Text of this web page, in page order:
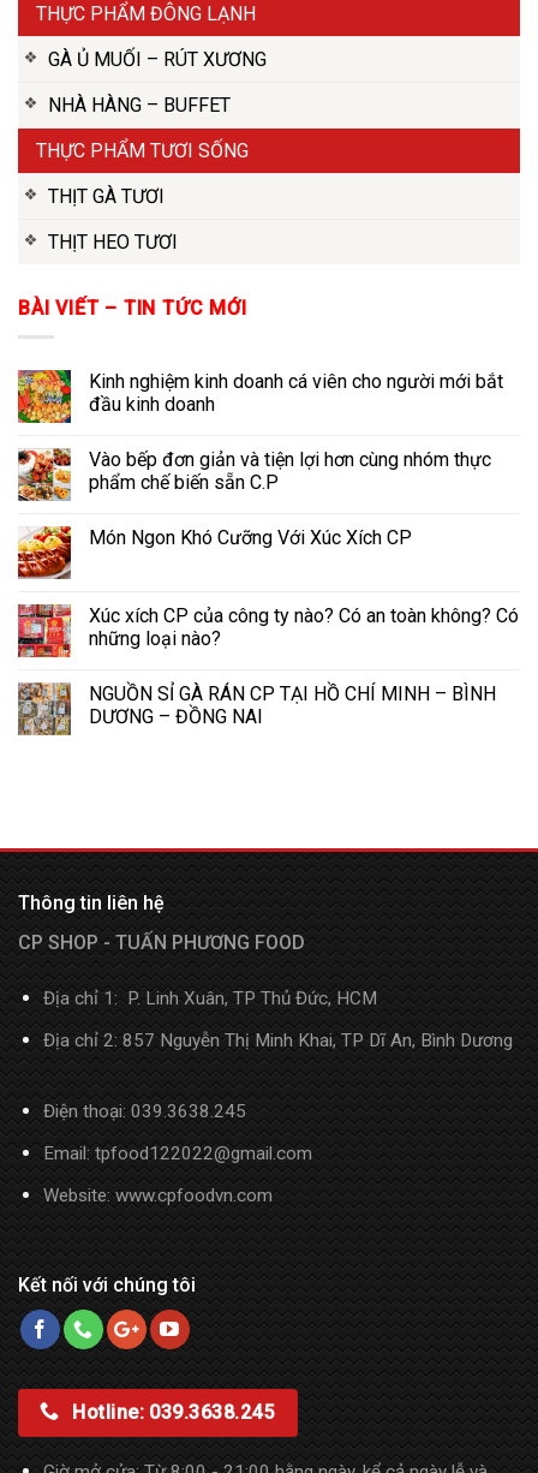
THỰC PHẨM ĐÔNG LẠNH
GÀ Ủ MUỐI – RÚT XƯƠNG
NHÀ HÀNG – BUFFET
THỰC PHẨM TƯƠI SỐNG
THỊT GÀ TƯƠI
THỊT HEO TƯƠI
BÀI VIẾT – TIN TỨC MỚI
Kinh nghiệm kinh doanh cá viên cho người mới bắt
đầu kinh doanh
Vào bếp đơn giản và tiện lợi hơn cùng nhóm thực
phẩm chế biến sẵn C.P
Món Ngon Khó Cưỡng Với Xúc Xích CP
Xúc xích CP của công ty nào? Có an toàn không? Có
những loại nào?
NGUỒN SỈ GÀ RÁN CP TẠI HỒ CHÍ MINH – BÌNH
DƯƠNG – ĐỒNG NAI
Thông tin liên hệ
CP SHOP - TUẤN PHƯƠNG FOOD
Địa chỉ 1: P. Linh Xuân, TP Thủ Đức, HCM
Địa chỉ 2: 857 Nguyễn Thị Minh Khai, TP Dĩ An, Bình Dương
Điện thoại:039.3638.245
Email: tpfood122022@gmail.com
Website: www.cpfoodvn.com
Kết nối với chúng tôi
Hotline: 039.3638.245